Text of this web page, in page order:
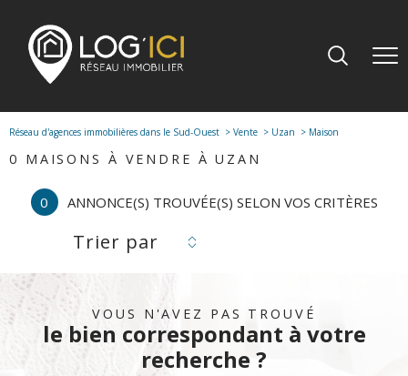
Réseau d'agences immobilières dans le Sud-Ouest Vente Uzan Maison
0 MAISONS À VENDRE À UZAN
0 ANNONCE(S) TROUVÉE(S) SELON VOS CRITÈRES
Trier par
VOUS N'AVEZ PAS TROUVÉ
le bien correspondant à votre
recherche ?